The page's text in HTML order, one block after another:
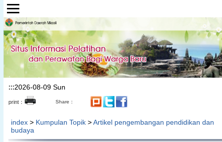
Lompat ke bagian konten utama
:::2026-08-09 Sun
print： Share：
index> Kumpulan Topik >Artikel pengembangan pendidikan dan
budaya